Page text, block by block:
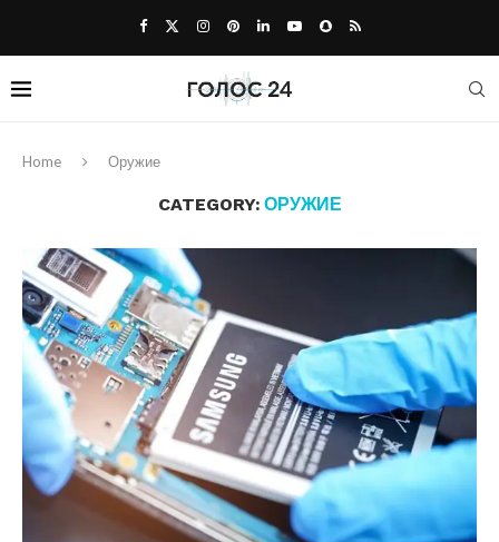
Home Оружие
CATEGORY: ОРУЖИЕ